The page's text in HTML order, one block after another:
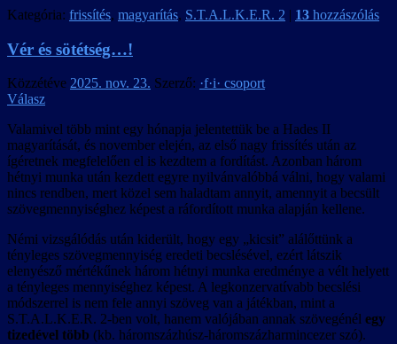
Kategória: frissítés, magyarítás, S.T.A.L.K.E.R. 2 | 13 hozzászólás
Vér és sötétség…!
Közzétéve 2025. nov. 23. Szerző: ·f·i· csoport
Válasz
Valamivel több mint egy hónapja jelentettük be a Hades II
magyarítását, és november elején, az első nagy frissítés után az
ígéretnek megfelelően el is kezdtem a fordítást. Azonban három
hétnyi munka után kezdett egyre nyilvánvalóbbá válni, hogy valami
nincs rendben, mert közel sem haladtam annyit, amennyit a becsült
szövegmennyiséghez képest a ráfordított munka alapján kellene.
Némi vizsgálódás után kiderült, hogy egy „kicsit” alálőttünk a
tényleges szövegmennyiség eredeti becslésével, ezért látszik
elenyésző mértékűnek három hétnyi munka eredménye a vélt helyett
a tényleges mennyiséghez képest. A legkonzervatívabb becslési
módszerrel is nem fele annyi szöveg van a játékban, mint a
S.T.A.L.K.E.R. 2-ben volt, hanem valójában annak szövegénél egy
tizedével több (kb. háromszázhúsz-háromszázharmincezer szó).